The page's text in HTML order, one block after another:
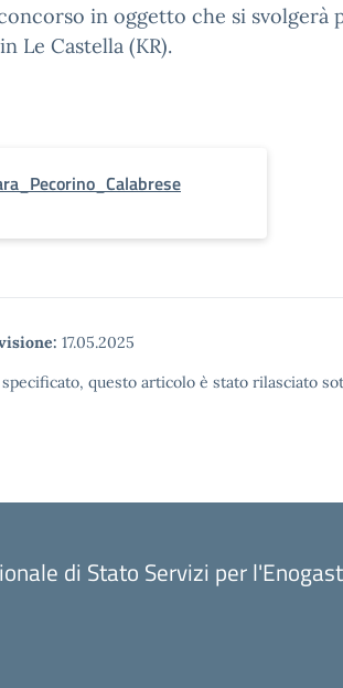
in oggetto che si svolgerà
Le Castella (KR).
17.05.2025
questo articolo è stato rilasciato
di Stato Servizi per